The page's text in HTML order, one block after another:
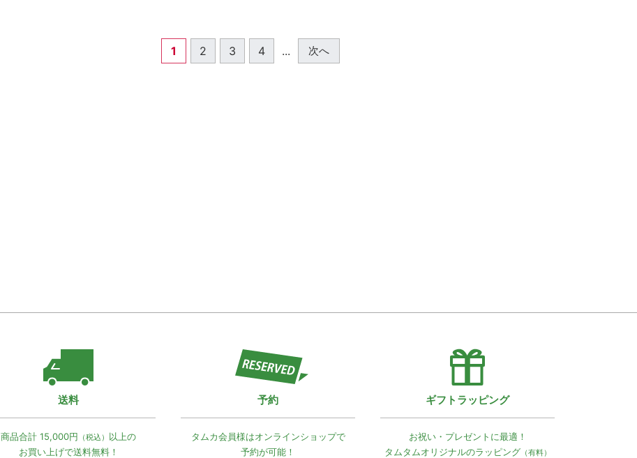
1 2 3 4 ... 次へ
送料
商品合計 15,000円 （税込） 以上の
お買い上げで送料無料！
予約
タムカ会員様はオンラインショップで
予約が可能！
ギフトラッピング
お祝い・プレゼントに最適！
タムタムオリジナルのラッピング （有料）